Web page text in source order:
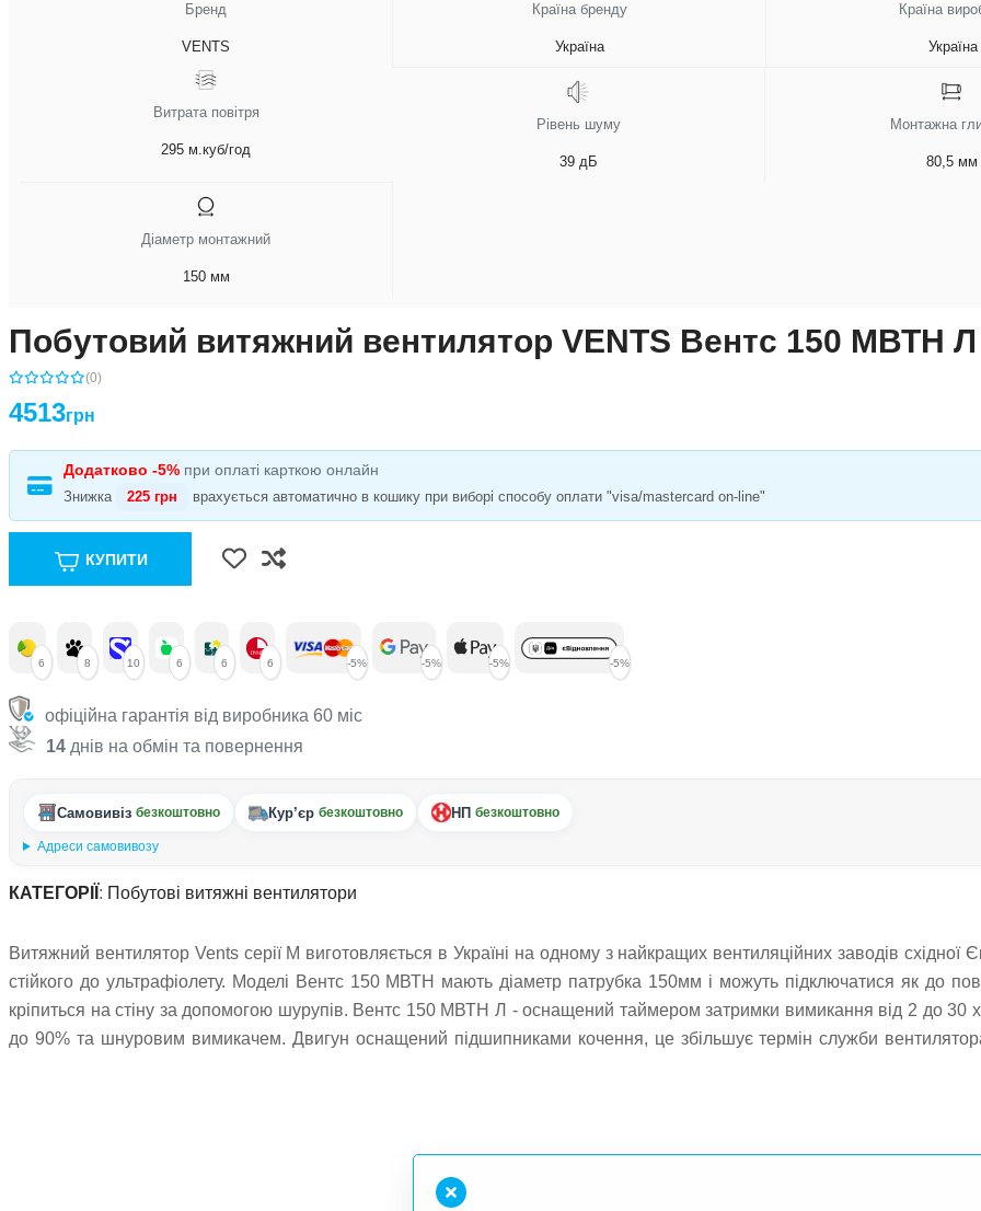
Бренд
VENTS
Країна бренду
Україна
Країна
Україна
Витрата повітря
295 м.куб/год
Рівень шуму
39 дБ
Монтажна
80,5 мм
Діаметр монтажний
150 мм
Побутовий витяжний вентилятор VENTS Вентс 150 МВТН
(0)
4513грн
Додатково -5% при оплаті карткою онлайн
Знижка 225 грн врахується автоматично в кошику при виборі способу оплати "visa/mastercard on-line"
КУПИТИ
6 8 10 6 6 6 -5% -5% -5% -5%
офіційна гарантія від виробника 60 міс
14 днів на обмін та повернення
Самовивіз безкоштовно Кур’єр безкоштовно НП безкоштовно
Адреси самовивозу
КАТЕГОРІЇ : Побутові витяжні вентилятори
Витяжний вентилятор Vents серії М виготовляється в Україні на одному з найкращих вентиляційних заводів східної
стійкого до ультрафіолету. Моделі Вентс 150 МВТН мають діаметр патрубка 150мм і можуть підключатися як до
кріпиться на стіну за допомогою шурупів. Вентс 150 МВТН Л - оснащений таймером затримки вимикання від 2 до 30
до 90% та шнуровим вимикачем. Двигун оснащений підшипниками кочення, це збільшує термін служби